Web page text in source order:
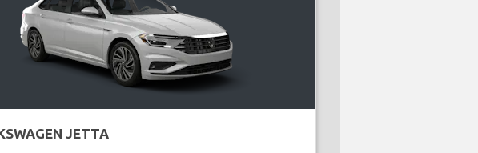
JETTA